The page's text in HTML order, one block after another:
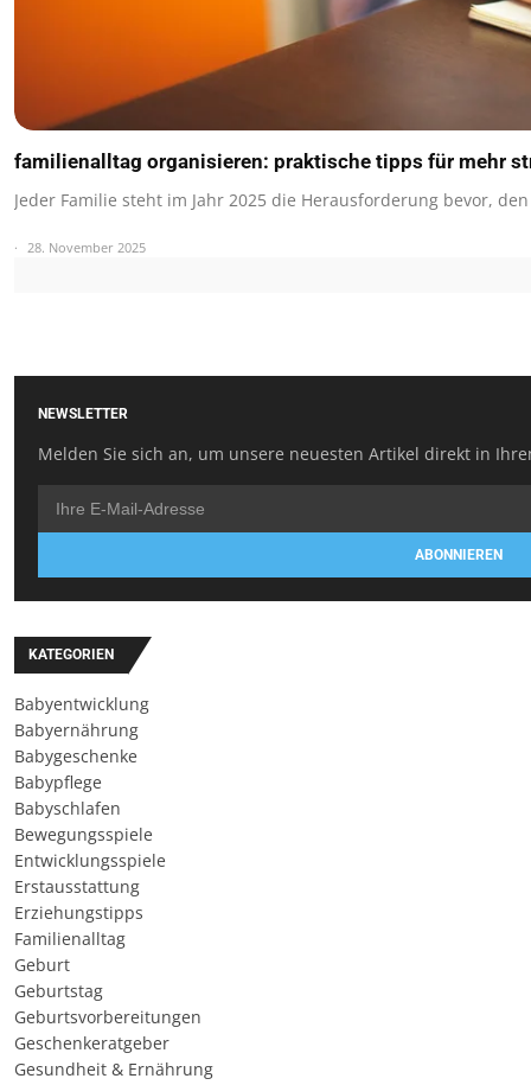
familienalltag organisieren: praktische tipps für mehr
Jeder Familie steht im Jahr 2025 die Herausforderung bevor,
28. November 2025
NEWSLETTER
Melden Sie sich an, um unsere neuesten Artikel direkt in
ABONNIEREN
KATEGORIEN
Babyentwicklung
Babyernährung
Babygeschenke
Babypflege
Babyschlafen
Bewegungsspiele
Entwicklungsspiele
Erstausstattung
Erziehungstipps
Familienalltag
Geburt
Geburtstag
Geburtsvorbereitungen
Geschenkeratgeber
Gesundheit & Ernährung